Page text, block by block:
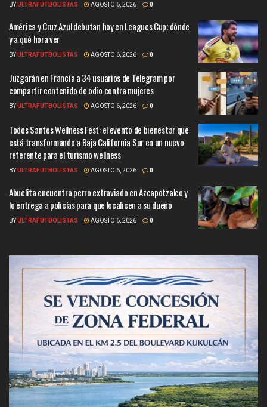
BYULTRAFUTBOLISTAS AGOSTO 6, 2026 0
América y Cruz Azul debutan hoy en Leagues Cup; dónde
y a qué hora ver
BYULTRAFUTBOLISTAS AGOSTO 6, 2026 0
Juzgarán en Francia a 34 usuarios de Telegram por
compartir contenido de odio contra mujeres
BYULTRAFUTBOLISTAS AGOSTO 6, 2026 0
Todos Santos Wellness Fest: el evento de bienestar que
está transformando a Baja California Sur en un nuevo
referente para el turismo wellness
BYULTRAFUTBOLISTAS AGOSTO 6, 2026 0
Abuelita encuentra perro extraviado en Azcapotzalco y
lo entrega a policías para que localicen a su dueño
BYULTRAFUTBOLISTAS AGOSTO 6, 2026 0